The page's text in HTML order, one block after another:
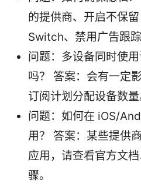
的提供商、开启不保
Switch、禁用广告跟踪
问题：多设备同时使
吗？ 答案：会有一定
订阅计划分配设备数量
问题：如何在 iOS/
用？ 答案：某些提供
应用，请查看官方文
骤。